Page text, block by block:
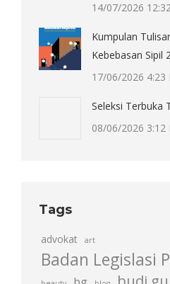
14/07/2026
Kumpulan
Kebebasan Sipil
17/06/2026 4:23
Seleksi Terbuka
08/06/2026 3:12
Tags
advokat art
Badan Legislasi